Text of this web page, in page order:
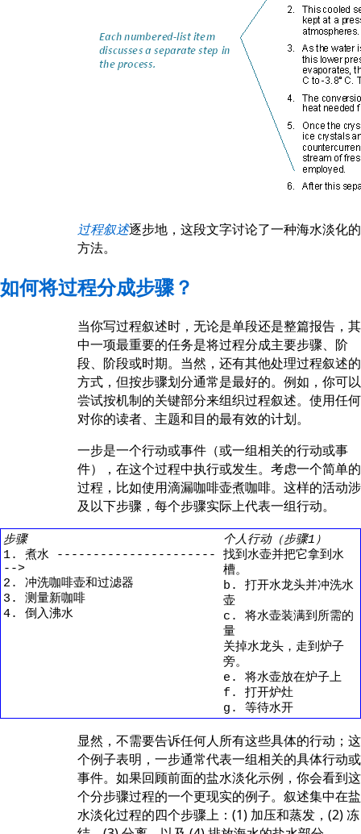
过程叙述逐步地，这段文字讨论了一种海水淡化的
方法。
如何将过程分成步骤？
当你写过程叙述时，无论是单段还是整篇报告，其
中一项最重要的任务是将过程分成主要步骤、阶
段、阶段或时期。当然，还有其他处理过程叙述的
方式，但按步骤划分通常是最好的。例如，你可以
尝试按机制的关键部分来组织过程叙述。使用任何
对你的读者、主题和目的最有效的计划。
一步是一个行动或事件（或一组相关的行动或事
件），在这个过程中执行或发生。考虑一个简单的
过程，比如使用滴漏咖啡壶煮咖啡。这样的活动涉
及以下步骤，每个步骤实际上代表一组行动。
步骤
1. 煮水 ----------------------
-->
2. 冲洗咖啡壶和过滤器
3. 测量新咖啡
4. 倒入沸水
个人行动（步骤1）
找到水壶并把它拿到水
槽。
b. 打开水龙头并冲洗水
壶
c. 将水壶装满到所需的
量
关掉水龙头，走到炉子
旁。
e. 将水壶放在炉子上
f. 打开炉灶
g. 等待水开
显然，不需要告诉任何人所有这些具体的行动；这
个例子表明，一步通常代表一组相关的具体行动或
事件。如果回顾前面的盐水淡化示例，你会看到这
个分步骤过程的一个更现实的例子。叙述集中在盐
水淡化过程的四个步骤上：(1) 加压和蒸发，(2) 冻